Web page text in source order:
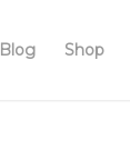
Blog Shop